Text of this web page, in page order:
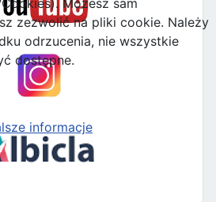
zezwolić na pliki cookie. Należy
odrzucenia, nie wszystkie
dostępne.
informacje